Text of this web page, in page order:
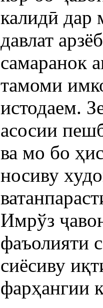
калидӣ дар
давлат
самаранок
тамоми
истодаем.
асосии
ва мо бо
носиву
Имрўз
фаъолияти
сиёсиву
фарҳангии